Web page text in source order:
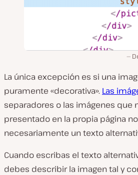
La única excepción es si una
puramente «decorativa». Las
separadores o las imágenes que
presentado en la propia página
necesariamente un texto
Cuando escribas el texto
debes describir la imagen tal y